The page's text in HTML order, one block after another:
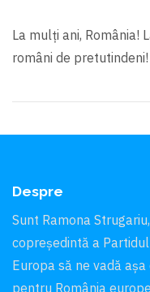
La mulți ani, România!
români de
Despre
Sunt Ramona
copreședintă a
Europa să ne vadă
pentru România